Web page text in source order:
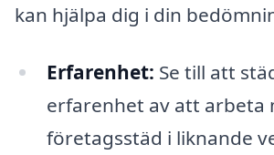
kan hjälpa dig i din
Erfarenhet: Se till att
erfarenhet av att arbeta
företagsstäd i liknande